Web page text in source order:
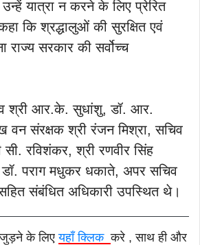
उन्हें यात्रा न करने के लिए प्रेरित
कि श्रद्धालुओं की सुरक्षित एवं
राज्य सरकार की सर्वोच्च
श्री आर.के. सुधांशु, डॉ. आर.
वन संरक्षक श्री रंजन मिश्रा, सचिव
सी. रविशंकर, श्री रणवीर सिंह
डॉ. पराग मधुकर धकाते, अपर सचिव
सहित संबंधित अधिकारी उपस्थित थे।
के लिएयहाँ क्लिककरे , साथ ही और